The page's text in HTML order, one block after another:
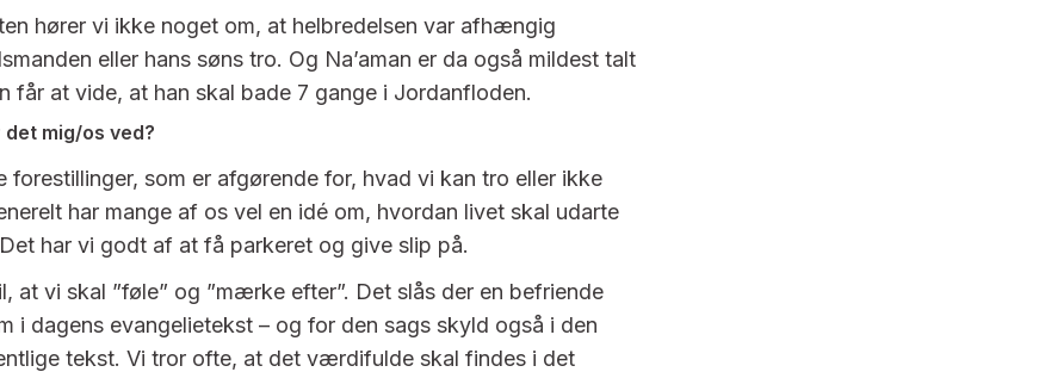
hører vi ikke noget om, at helbredelsen var afhængig
eller hans søns tro. Og Na’aman er da også mildest talt
får at vide, at han skal bade 7 gange i Jordanfloden.
det mig/os ved?
forestillinger, som er afgørende for, hvad vi kan tro eller ikke
har mange af os vel en idé om, hvordan livet skal udarte
har vi godt af at få parkeret og give slip på.
at vi skal ”føle” og ”mærke efter”. Det slås der en befriende
i dagens evangelietekst – og for den sags skyld også i den
tekst. Vi tror ofte, at det værdifulde skal findes i det